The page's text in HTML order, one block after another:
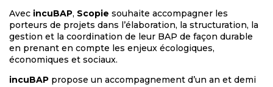
Avec incuBAP, Scopie souhaite accompagner les
porteurs de projets dans l’élaboration, la structuration, la
gestion et la coordination de leur BAP de façon durable
en prenant en compte les enjeux écologiques,
économiques et sociaux.
incuBAP propose un accompagnement d’un an et demi